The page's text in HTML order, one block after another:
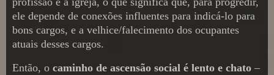
ele depende de conexões influentes para indicá-lo para
bons cargos, e a velhice/falecimento dos ocupantes
atuais desses cargos.
Então, o caminho de ascensão social é lento e chato –